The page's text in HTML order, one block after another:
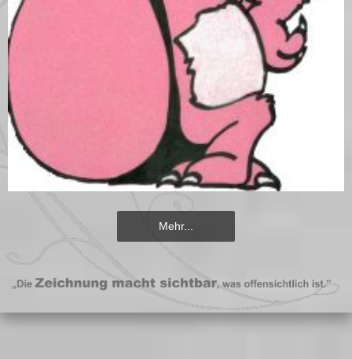
Mehr...